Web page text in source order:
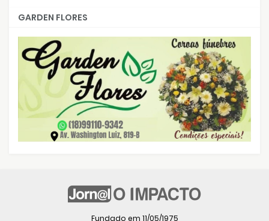
GARDEN FLORES
Fundado em 11/05/1975